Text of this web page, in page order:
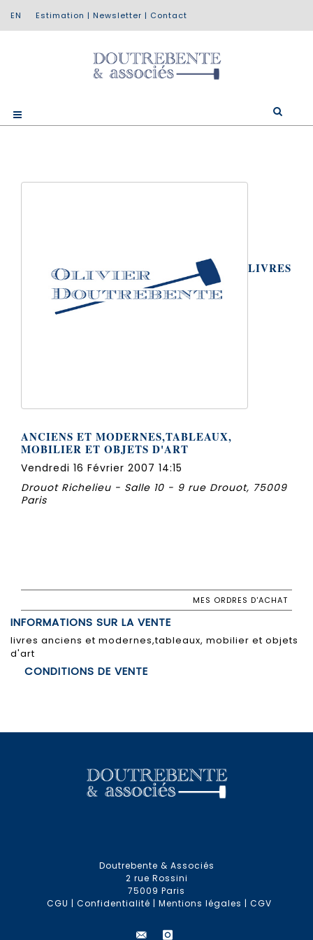
Estimation | Newsletter | Contact
LIVRES
ANCIENS ET MODERNES,TABLEAUX,
MOBILIER ET OBJETS D'ART
Vendredi 16 Février 2007 14:15
Drouot Richelieu - Salle 10 - 9 rue Drouot, 75009
Paris
MES ORDRES D'ACHAT
INFORMATIONS SUR LA VENTE
livres anciens et modernes,tableaux, mobilier et objets
d'art
CONDITIONS DE VENTE
Doutrebente & Associés
2 rue Rossini
75009 Paris
CGU | Confidentialité | Mentions légales | CGV